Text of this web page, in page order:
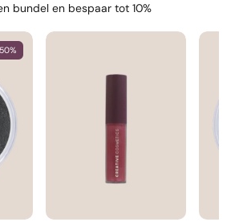
bundel en bespaar tot 10%